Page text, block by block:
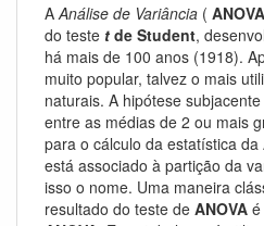
A Análise de Variância ( ANOVA
do teste t de Student,
há mais de 100 anos (1918).
muito popular, talvez o mais
naturais. A hipótese
entre as médias de 2 ou mais
para o cálculo da estatística da
está associado à partição da
isso o nome. Uma maneira
resultado do teste de ANOVA